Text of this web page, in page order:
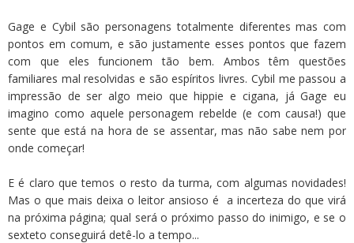
Gage e Cybil são personagens totalmente diferentes mas com
pontos em comum, e são justamente esses pontos que fazem
com que eles funcionem tão bem. Ambos têm questões
familiares mal resolvidas e são espíritos livres. Cybil me passou a
impressão de ser algo meio que hippie e cigana, já Gage eu
imagino como aquele personagem rebelde (e com causa!) que
sente que está na hora de se assentar, mas não sabe nem por
onde começar!
E é claro que temos o resto da turma, com algumas novidades!
Mas o que mais deixa o leitor ansioso é a incerteza do que virá
na próxima página; qual será o próximo passo do inimigo, e se o
sexteto conseguirá detê-lo a tempo...